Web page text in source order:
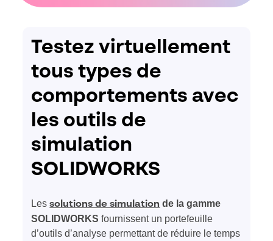
Testez virtuellement
tous types de
comportements avec
les outils de
simulation
SOLIDWORKS
Lessolutions de simulation de la gamme
SOLIDWORKS fournissent un portefeuille
d’outils d’analyse permettant de réduire le temps